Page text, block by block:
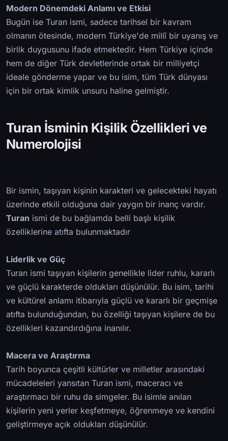
Modern Dönemdeki Anlamı ve Etkisi
Bugün ise Turan ismi, sadece tarihsel bir kavram
olmanın ötesinde, modern Türkiye'de millî bir uyanış ve
birlik duygusunu ifade etmektedir. Hem Türkiye içinde
hem de diğer Türk devletlerinde ortak bir milliyetçi
ideale gönderme yapar ve bu isim, tüm Türk dünyası
için bir ortak kimlik unsuru haline gelmiştir.
Turan İsminin Kişilik Özellikleri ve
Numerolojisi
Bir ismin, taşıyan kişinin karakteri ve gelecekteki hayatı
üzerinde etkili olduğuna dair yaygın bir inanç vardır.
Turan ismi de bu bağlamda belli başlı kişilik
özelliklerine atıfta bulunmaktadır
Liderlik ve Güç
Turan ismi taşıyan kişilerin genellikle lider ruhlu, kararlı
ve güçlü karakterde oldukları düşünülür. Bu isim, tarihi
ve kültürel anlamı itibarıyla güçlü ve kararlı bir geçmişe
atıfta bulunduğundan, bu özelliği taşıyan kişilere de bu
özellikleri kazandırdığına inanılır.
Macera ve Araştırma
Tarih boyunca çeşitli kültürler ve milletler arasındaki
mücadeleleri yansıtan Turan ismi, maceracı ve
araştırmacı bir ruhu da simgeler. Bu isimle anılan
kişilerin yeni yerler keşfetmeye, öğrenmeye ve kendini
geliştirmeye açık oldukları düşünülür.